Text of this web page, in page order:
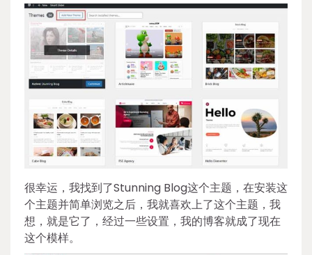
很幸运，我找到了Stunning Blog这个主题，在安装这
个主题并简单浏览之后，我就喜欢上了这个主题，我
想，就是它了，经过一些设置，我的博客就成了现在
这个模样。